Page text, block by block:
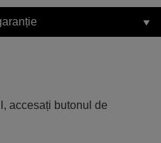
accesați butonul de